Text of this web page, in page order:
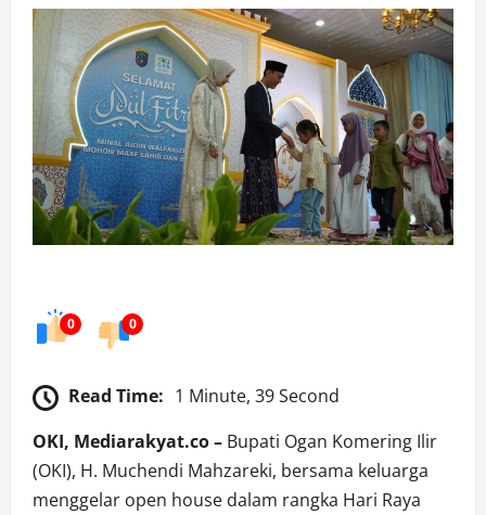
0 0
Read Time: 1 Minute, 39 Second
OKI, Mediarakyat.co – Bupati Ogan Komering Ilir
(OKI), H. Muchendi Mahzareki, bersama keluarga
menggelar open house dalam rangka Hari Raya